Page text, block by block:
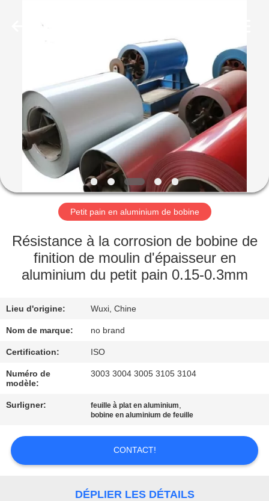
MAISON
PRODUITS
VIDÉOS
PROPOS
NOUS
VISITE
DE
L'USINE
CONTRÔLE
DE
QUALITÉ
Petit pain en aluminium de bobine
Résistance à la corrosion de bobine de
finition de moulin d'épaisseur en
aluminium du petit pain 0.15-0.3mm
Lieu d'origine: Wuxi, Chine
Nom de marque: no brand
Certification: ISO
Numéro de
modèle:
3003 3004 3005 3105 3104
Surligner: feuille à plat en aluminium,
bobine en aluminium de feuille
CONTACT!
DÉPLIER LES DÉTAILS